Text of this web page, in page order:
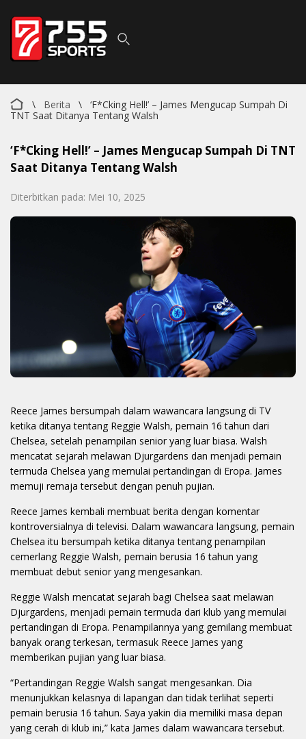
\ Berita \
‘F*cking Hell!’ – James Mengucap Sumpah Di
TNT Saat Ditanya Tentang Walsh
‘F*cking Hell!’ – James Mengucap Sumpah Di TNT
Saat Ditanya Tentang Walsh
Diterbitkan pada: Mei 10, 2025
Reece James bersumpah dalam wawancara langsung di TV
ketika ditanya tentang Reggie Walsh, pemain 16 tahun dari
Chelsea, setelah penampilan senior yang luar biasa. Walsh
mencatat sejarah melawan Djurgardens dan menjadi pemain
termuda Chelsea yang memulai pertandingan di Eropa. James
memuji remaja tersebut dengan penuh pujian.
Reece James kembali membuat berita dengan komentar
kontroversialnya di televisi. Dalam wawancara langsung, pemain
Chelsea itu bersumpah ketika ditanya tentang penampilan
cemerlang Reggie Walsh, pemain berusia 16 tahun yang
membuat debut senior yang mengesankan.
Reggie Walsh mencatat sejarah bagi Chelsea saat melawan
Djurgardens, menjadi pemain termuda dari klub yang memulai
pertandingan di Eropa. Penampilannya yang gemilang membuat
banyak orang terkesan, termasuk Reece James yang
memberikan pujian yang luar biasa.
“Pertandingan Reggie Walsh sangat mengesankan. Dia
menunjukkan kelasnya di lapangan dan tidak terlihat seperti
pemain berusia 16 tahun. Saya yakin dia memiliki masa depan
yang cerah di klub ini,” kata James dalam wawancara tersebut.